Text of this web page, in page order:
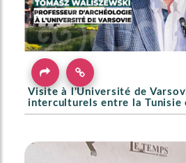
Visite à l'Université de
interculturels entre la Tunisie